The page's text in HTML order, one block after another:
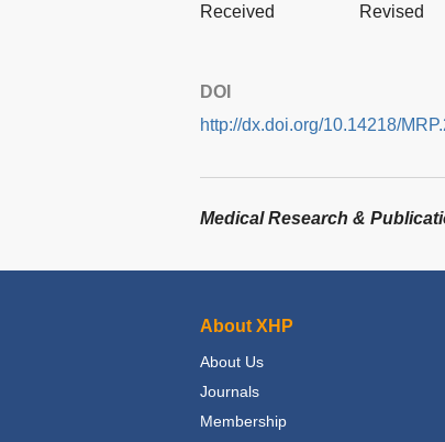
Received
Revised
DOI
http://dx.doi.org/10.14218/
Medical Research &
About XHP
About Us
Journals
Membership